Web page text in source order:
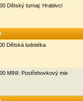
Dětský turnaj: Hrabivci
Dětská ludotéka
MINI: Postřehovkový mix